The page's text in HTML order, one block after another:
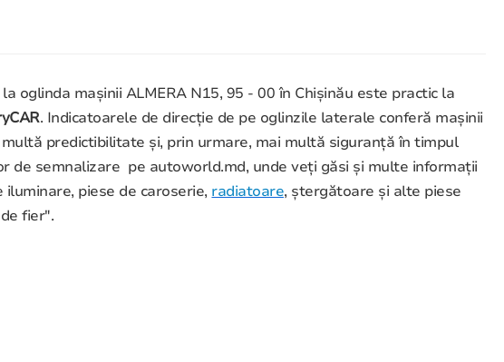
oglinda mașinii ALMERA N15, 95 - 00 în Chișinău este practic la
. Indicatoarele de direcție de pe oglinzile laterale conferă mașinii
predictibilitate și, prin urmare, mai multă siguranță în timpul
de semnalizare pe autoworld.md, unde veți găsi și multe informații
piese de caroserie, radiatoare, ștergătoare și alte piese
fier".